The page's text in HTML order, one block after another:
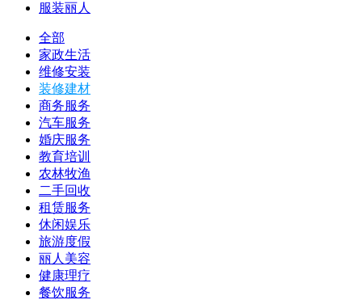
服装丽人
全部
家政生活
维修安装
装修建材
商务服务
汽车服务
婚庆服务
教育培训
农林牧渔
二手回收
租赁服务
休闲娱乐
旅游度假
丽人美容
健康理疗
餐饮服务